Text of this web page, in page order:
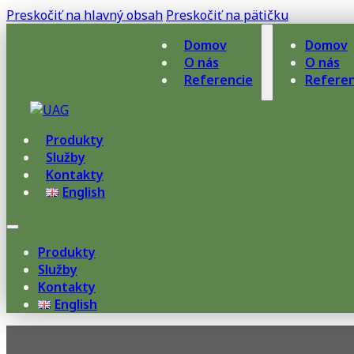
Preskočiť na hlavný obsah Preskočiť na pätičku
Domov
O nás
Referencie
Domov
O nás
Produkty
Služby
Kontakty
English
Produkty
Služby
Kontakty
English